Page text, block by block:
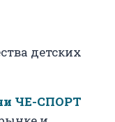
детских
ЧЕ-СПОРТ